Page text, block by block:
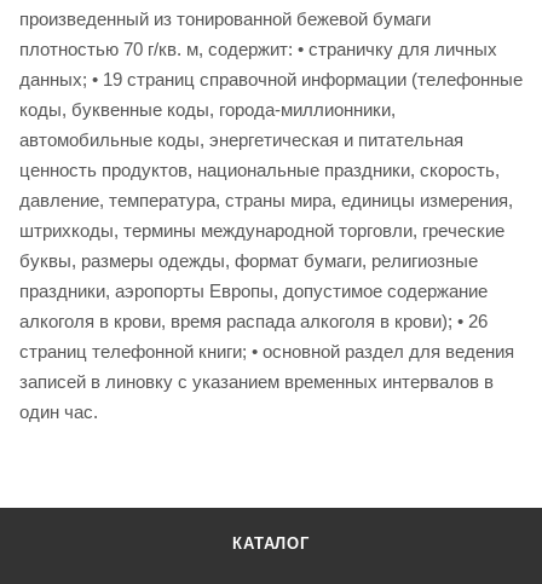
произведенный из тонированной бежевой бумаги
плотностью 70 г/кв. м, содержит: • страничку для личных
данных; • 19 страниц справочной информации (телефонные
коды, буквенные коды, города-миллионники,
автомобильные коды, энергетическая и питательная
ценность продуктов, национальные праздники, скорость,
давление, температура, страны мира, единицы измерения,
штрихкоды, термины международной торговли, греческие
буквы, размеры одежды, формат бумаги, религиозные
праздники, аэропорты Европы, допустимое содержание
алкоголя в крови, время распада алкоголя в крови); • 26
страниц телефонной книги; • основной раздел для ведения
записей в линовку с указанием временных интервалов в
один час.
КАТАЛОГ